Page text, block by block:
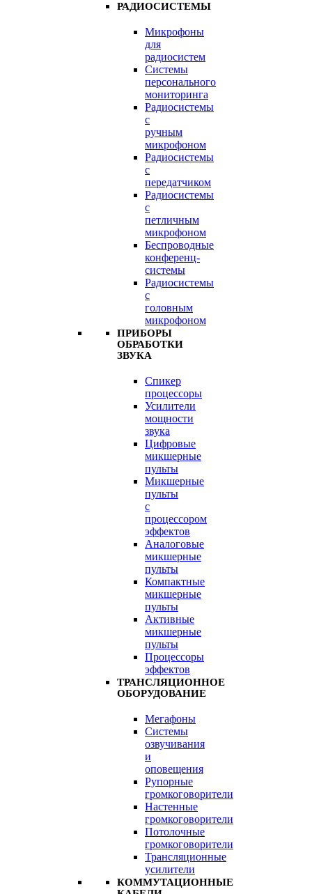
РАДИОСИСТЕМЫ
Микрофоны
для
радиосистем
Системы
персонального
мониторинга
Радиосистемы
c
ручным
микрофоном
Радиосистемы
с
передатчиком
Радиосистемы
с
петличным
микрофоном
Беспроводные
конференц-
системы
Радиосистемы
с
головным
микрофоном
ПРИБОРЫ
ОБРАБОТКИ
ЗВУКА
Спикер
процессоры
Усилители
мощности
звука
Цифровые
микшерные
пульты
Микшерные
пульты
с
процессором
эффектов
Аналоговые
микшерные
пульты
Компактные
микшерные
пульты
Активные
микшерные
пульты
Процессоры
эффектов
ТРАНСЛЯЦИОННОЕ
ОБОРУДОВАНИЕ
Мегафоны
Системы
озвучивания
и
оповещения
Рупорные
громкоговорители
Настенные
громкоговорители
Потолочные
громкоговорители
Трансляционные
усилители
КОММУТАЦИОННЫЕ